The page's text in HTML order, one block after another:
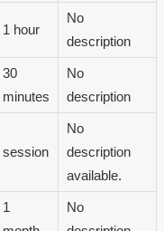
1 hour
No
description
30
minutes
No
description
session
No
description
available.
1
No